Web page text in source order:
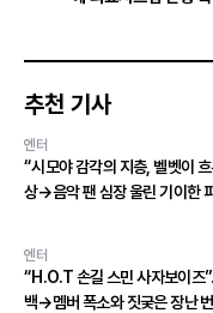
추천 기사
엔터
“시모야 감각의 지층, 벨벳이
상→음악 팬 심장 울린 기이한
엔터
“H.O.T 손길 스민 사자보이즈
백→멤버 폭소와 짓궂은 장난